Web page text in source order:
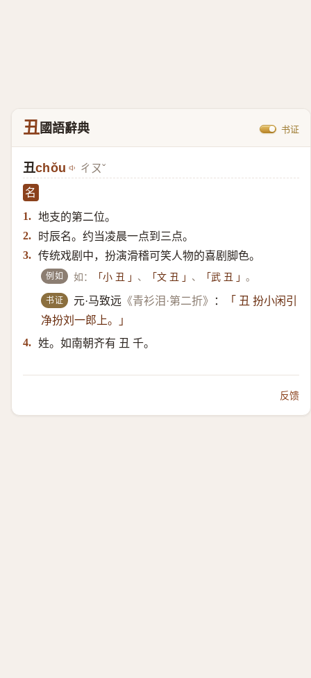
丑國語辭典 书证
丑chǒu ㄔㄡˇ
名
1. 地支的第二位。
2. 时辰名。约当凌晨一点到三点。
3. 传统戏剧中，扮演滑稽可笑人物的喜剧脚色。
例如 如： 「小 丑 」 、 「文 丑 」 、 「武 丑 」。
书证 元·马致远 《青衫泪·第二折》 ：
「 丑 扮小闲引
净扮刘一郎上。」
4. 姓。如南朝齐有 丑 千。
反馈